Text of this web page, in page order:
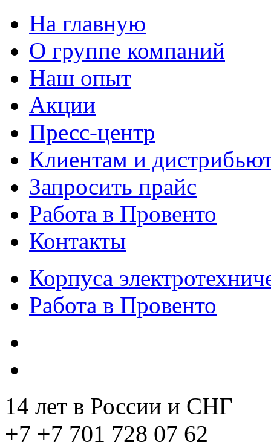
На главную
О группе компаний
Наш опыт
Акции
Пресс-центр
Клиентам и
Запросить прайс
Работа в Провенто
Контакты
Корпуса
Работа в Провенто
14 лет в России и СНГ
+7 +7 701 728 07 62